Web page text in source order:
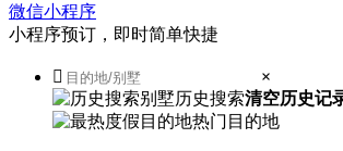
微信小程序
小程序预订，即时简单快捷

×
历史搜索清空历史记
热门目的地